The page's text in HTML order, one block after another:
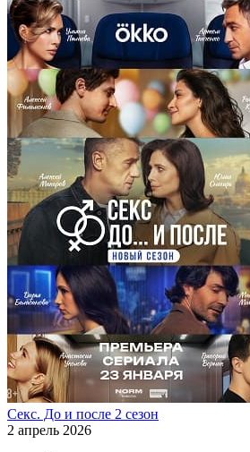
Секс. До и после 2 сезон
2 апрель 2026